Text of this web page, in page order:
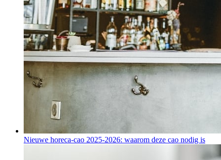
Nieuwe horeca-cao 2025-2026: waarom deze cao nodig is